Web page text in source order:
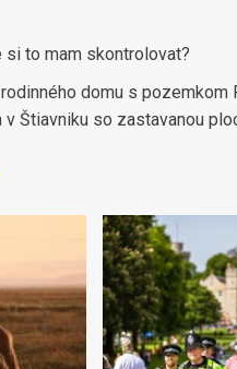
si to mam skontrolovat?
domu s pozemkom
Štiavniku so zastavanou